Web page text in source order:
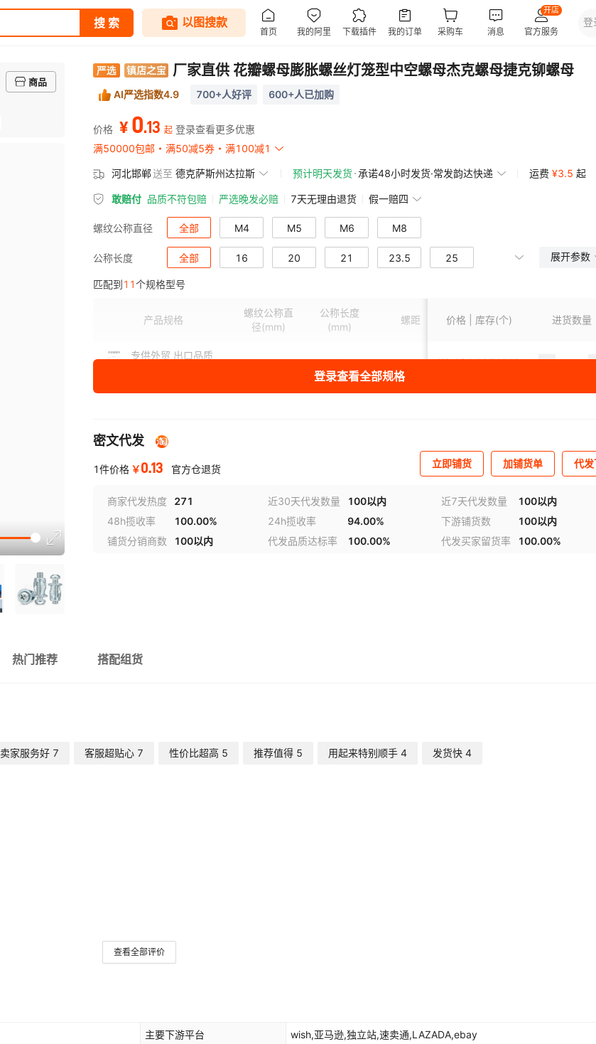
商品
选型视频
厂家直供 花瓣螺母膨胀螺丝灯笼型中空螺母杰克螺母捷克铆螺母
AI严选指数4.9 700+人好评 600+人已加购
价格 ¥ 0.13 起 登录查看更多优惠
满50000包邮
满50减5券 满100减1
河北邯郸送至 德克萨斯州达拉斯 预计明天发货 承诺48小时发货·常发韵达快递 运费 ¥3.5 起
敢赔付 品质不符包赔 严选晚发必赔 7天无理由退货 假一赔四
螺纹公称直径 全部 M4 M5 M6 M8
公称长度 全部 16 20 21 23.5 25
30
展开参数
匹配到11个规格型号
产品规格
螺纹公称直
径(mm)
公称长度
(mm)
螺距 价格 | 库存(个) 进货数量
专供外贸 出口品质
M4 16 - ¥0.13 9651208
专供外贸 出口品质
¥0.15 10073511
6*20单螺母（管）
专供外贸 出口品质 8*21单
螺母（管）
M8 21 ¥0.3 887195
专供外贸 出口品质
专供外贸 出口品质
8*30
M8 30 ¥0.49
登录查看全部规格
密文代发
1件价格 ￥0.13 官方仓退货 立即铺货 加铺货单 代
商家代发热度 271 近30天代发数量 100以内 近7天代发数量
100以内
48h揽收率
100.00% 24h揽收率 94.00% 下游铺货数
100以内
铺货分销商数
100以内 代发品质达标率 100.00% 代发买家留货率 100.00%
热门推荐 搭配组货
卖家服务好 7 客服超贴心 7 性价比超高 5 推荐值得 5 用起来特别顺手 4 发货快 4
查看全部评价
主要下游平台 wish,亚马逊,独立站,速卖通,LAZADA,ebay